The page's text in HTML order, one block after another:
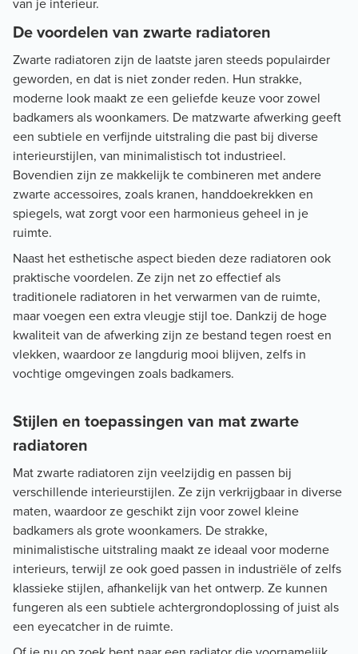
De voordelen van zwarte radiatoren
Zwarte radiatoren zijn de laatste jaren steeds populairder
geworden, en dat is niet zonder reden. Hun strakke,
moderne look maakt ze een geliefde keuze voor zowel
badkamers als woonkamers. De matzwarte afwerking geeft
een subtiele en verfijnde uitstraling die past bij diverse
interieurstijlen, van minimalistisch tot industrieel.
Bovendien zijn ze makkelijk te combineren met andere
zwarte accessoires, zoals kranen, handdoekrekken en
spiegels, wat zorgt voor een harmonieus geheel in je
ruimte.
Naast het esthetische aspect bieden deze radiatoren ook
praktische voordelen. Ze zijn net zo effectief als
traditionele radiatoren in het verwarmen van de ruimte,
maar voegen een extra vleugje stijl toe. Dankzij de hoge
kwaliteit van de afwerking zijn ze bestand tegen roest en
vlekken, waardoor ze langdurig mooi blijven, zelfs in
vochtige omgevingen zoals badkamers.
Stijlen en toepassingen van mat zwarte
radiatoren
Mat zwarte radiatoren zijn veelzijdig en passen bij
verschillende interieurstijlen. Ze zijn verkrijgbaar in diverse
maten, waardoor ze geschikt zijn voor zowel kleine
badkamers als grote woonkamers. De strakke,
minimalistische uitstraling maakt ze ideaal voor moderne
interieurs, terwijl ze ook goed passen in industriële of zelfs
klassieke stijlen, afhankelijk van het ontwerp. Ze kunnen
fungeren als een subtiele achtergrondoplossing of juist als
een eyecatcher in de ruimte.